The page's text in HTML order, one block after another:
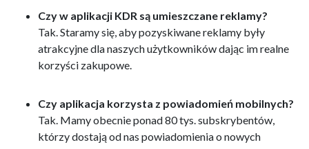
Czy w aplikacji KDR są umieszczane reklamy?
Tak. Staramy się, aby pozyskiwane reklamy były
atrakcyjne dla naszych użytkowników dając im realne
korzyści zakupowe.
Czy aplikacja korzysta z powiadomień mobilnych?
Tak. Mamy obecnie ponad 80 tys. subskrybentów,
którzy dostają od nas powiadomienia o nowych